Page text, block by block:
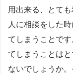
用出来る、とて
人に相談をした
てしまうことで
てしまうことは
ないでしょうか